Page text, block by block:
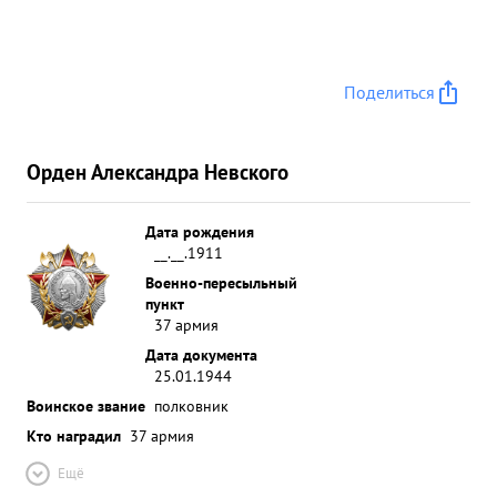
Поделиться
Орден Александра Невского
Дата рождения
__.__.1911
Военно-пересыльный
пункт
37 армия
Дата документа
25.01.1944
Воинское звание полковник
Кто наградил 37 армия
Ещё